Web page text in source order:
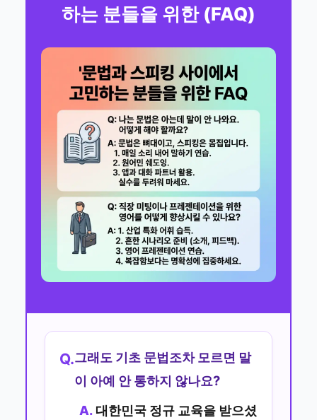
하는 분들을 위한 (FAQ)
Q.그래도 기초 문법조차 모르면 말
이 아예 안 통하지 않나요?
A. 대한민국 정규 교육을 받으셨